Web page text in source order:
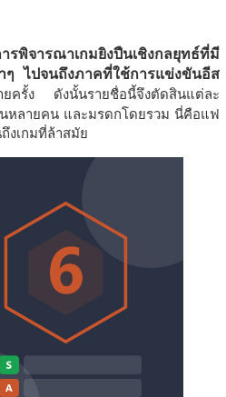
รพิจารณาเกมยิงปืนเชิงกลยุทธ์ที่มี
ไปจนถึงภาคที่ใช้การแข่งขันอีส
ยครั้ง ดังนั้นรายชื่อนี้จึงตัดสินแต่ละ
หลายคน และมรดกโดยรวม นี่คือแฟ
งเกมที่ล้าสมัย